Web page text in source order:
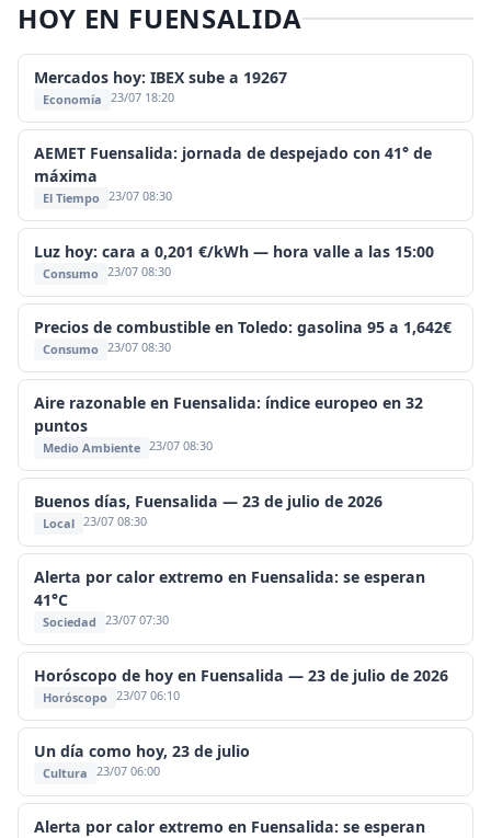
HOY EN FUENSALIDA
Mercados hoy: IBEX sube a 19267
Economía 23/07 18:20
AEMET Fuensalida: jornada de despejado con 41° de
máxima
El Tiempo 23/07 08:30
Luz hoy: cara a 0,201 €/kWh — hora valle a las 15:00
Consumo 23/07 08:30
Precios de combustible en Toledo: gasolina 95 a 1,642€
Consumo 23/07 08:30
Aire razonable en Fuensalida: índice europeo en 32
puntos
Medio Ambiente 23/07 08:30
Buenos días, Fuensalida — 23 de julio de 2026
Local 23/07 08:30
Alerta por calor extremo en Fuensalida: se esperan
41°C
Sociedad 23/07 07:30
Horóscopo de hoy en Fuensalida — 23 de julio de 2026
Horóscopo 23/07 06:10
Un día como hoy, 23 de julio
Cultura 23/07 06:00
Alerta por calor extremo en Fuensalida: se esperan